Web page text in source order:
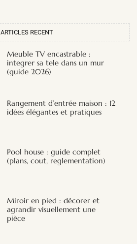
ARTICLES RECENT
Meuble TV encastrable :
integrer sa tele dans un mur
(guide 2026)
Rangement d’entrée maison : 12
idées élégantes et pratiques
Pool house : guide complet
(plans, cout, reglementation)
Miroir en pied : décorer et
agrandir visuellement une
pièce